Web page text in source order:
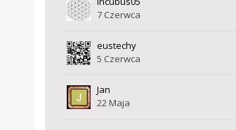
7 Czerwca
eustechy
5 Czerwca
Jan
22 Maja